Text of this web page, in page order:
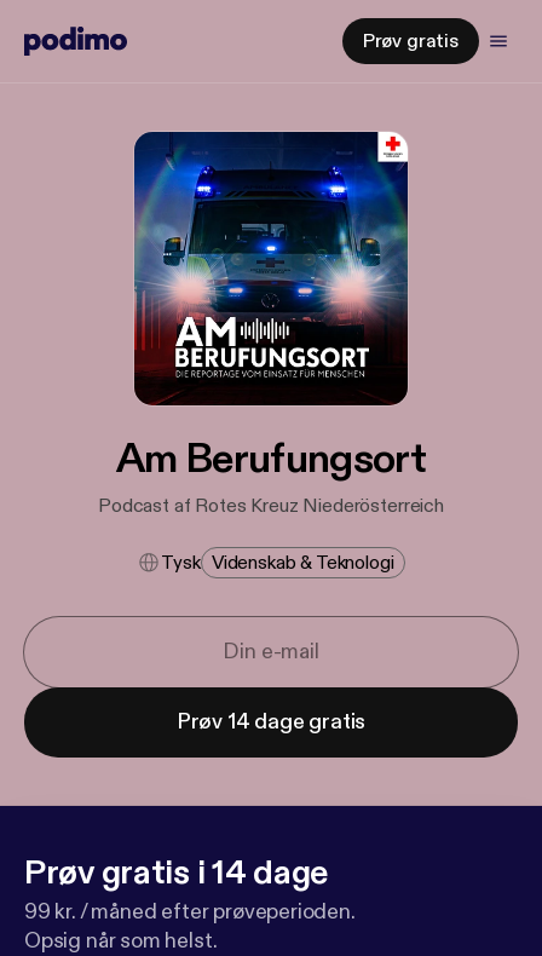
Prøv gratis
Am Berufungsort
Podcast af Rotes Kreuz Niederösterreich
Tysk Videnskab & Teknologi
Prøv 14 dage gratis
Prøv gratis i 14 dage
99 kr. / måned efter prøveperioden.
Opsig når som helst.